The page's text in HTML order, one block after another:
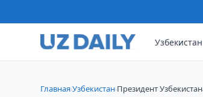
Узбекистан
Главная›Узбекистан›Президент